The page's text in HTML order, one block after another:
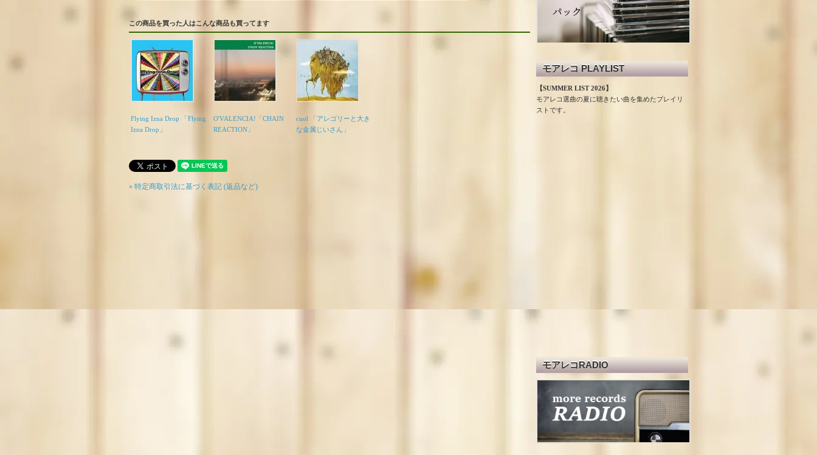
この商品を買った人はこんな商品も買ってます
Flying Izna Drop 「Flying
Izna Drop」
O'VALENCIA!「CHAIN
REACTION」
cuol 「アレゴリーと大き
な金属じいさん」
» 特定商取引法に基づく表記 (返品など)
モアレコ PLAYLIST
【SUMMER LIST 2026】
モアレコ選曲の夏に聴きたい曲を集めたプレイリ
ストです。
モアレコRADIO